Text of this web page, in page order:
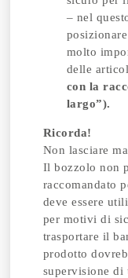
– nel
molto
delle
con la
largo”).
Ricorda!
Non lasciare
Il bozzolo non
raccomandato
deve essere
per motivi di
trasportare il
prodotto
supervisione di